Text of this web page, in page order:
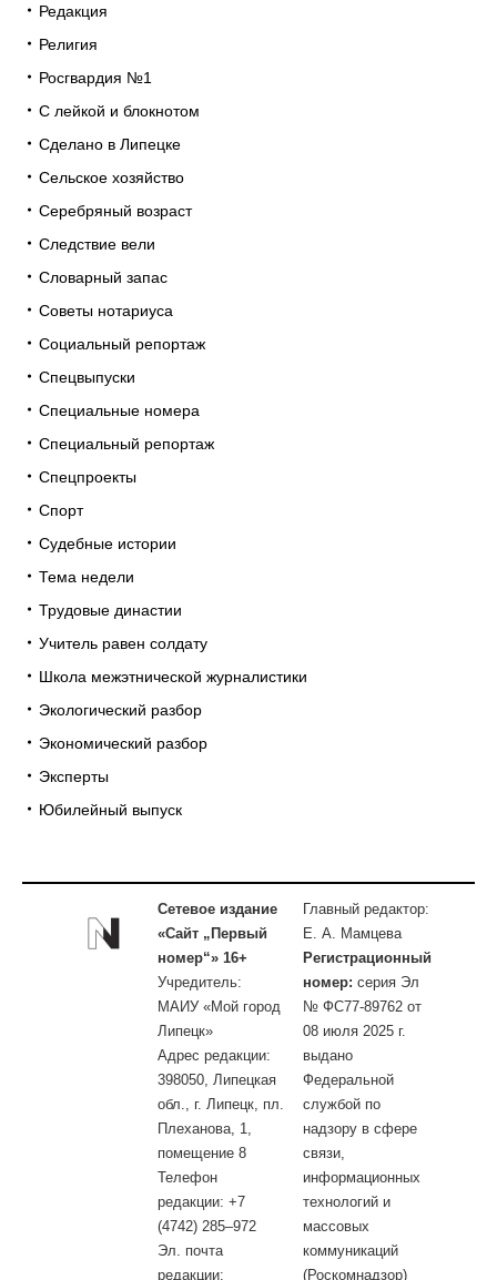
Редакция
Религия
Росгвардия №1
С лейкой и блокнотом
Сделано в Липецке
Сельское хозяйство
Серебряный возраст
Следствие вели
Словарный запас
Советы нотариуса
Социальный репортаж
Спецвыпуски
Специальные номера
Специальный репортаж
Спецпроекты
Спорт
Судебные истории
Тема недели
Трудовые династии
Учитель равен солдату
Школа межэтнической журналистики
Экологический разбор
Экономический разбор
Эксперты
Юбилейный выпуск
Сетевое издание
«Сайт „Первый
номер“» 16+
Учредитель:
МАИУ «Мой город
Липецк»
Адрес редакции:
398050, Липецкая
обл., г. Липецк, пл.
Плеханова, 1,
помещение 8
Телефон
редакции: +7
(4742) 285–972
Эл. почта
редакции:
Главный редактор:
Е. А. Мамцева
Регистрационный
номер: серия Эл
№ ФС77-89762 от
08 июля 2025 г.
выдано
Федеральной
службой по
надзору в сфере
связи,
информационных
технологий и
массовых
коммуникаций
(Роскомнадзор)